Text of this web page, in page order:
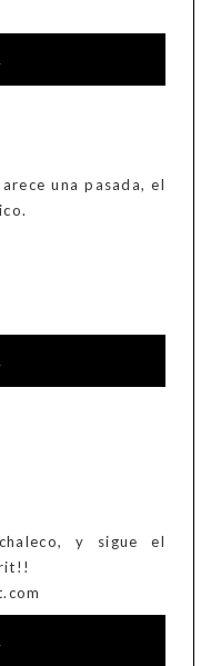
una pasada, el
y sigue el